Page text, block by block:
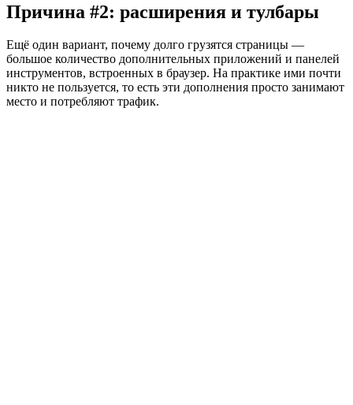
Причина #2: расширения и тулбары
Ещё один вариант, почему долго грузятся страницы —
большое количество дополнительных приложений и панелей
инструментов, встроенных в браузер. На практике ими почти
никто не пользуется, то есть эти дополнения просто занимают
место и потребляют трафик.